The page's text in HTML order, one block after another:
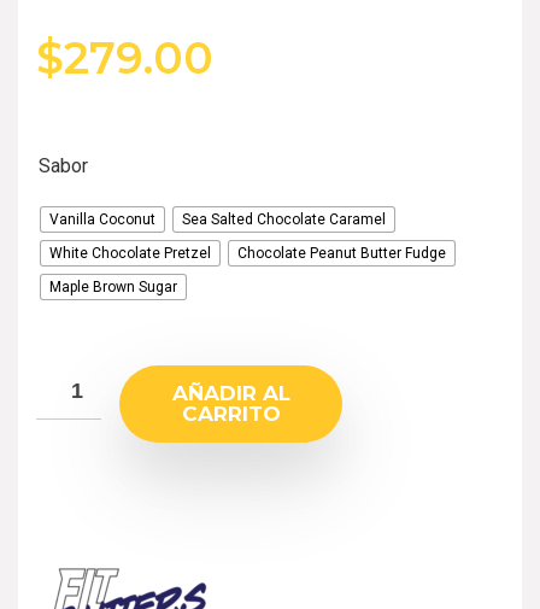
$279.00
Sabor
Vanilla Coconut
Sea Salted Chocolate Caramel
White Chocolate Pretzel
Chocolate Peanut Butter Fudge
Maple Brown Sugar
AÑADIR AL
CARRITO